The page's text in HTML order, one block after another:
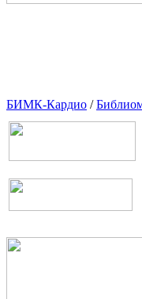
БИМК-Кардио /